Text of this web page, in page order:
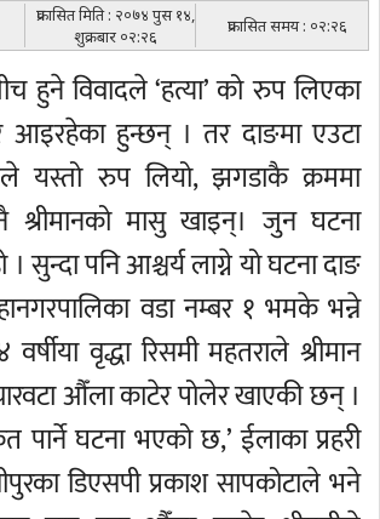
प्रकासित मिति : २०७४ पुस १४,
शुक्रबार ०२:२६
प्रकासित समय : ०२:२६
हुने विवादले ‘हत्या’ को रुप लिएका
आइरहेका हुन्छन् । तर दाङमा एउटा
यस्तो रुप लियो, झगडाकै क्रममा
श्रीमानको मासु खाइन्। जुन घटना
। सुन्दा पनि आश्चर्य लाग्ने यो घटना दाङ
वडा नम्बर १ भमके भन्ने
वृद्धा रिसमी महतराले श्रीमान
औँला काटेर पोलेर खाएकी छन् ।
पार्ने घटना भएको छ,’ ईलाका प्रहरी
डिएसपी प्रकाश सापकोटाले भने